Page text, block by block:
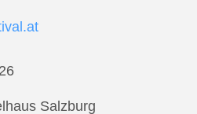
Salzburg